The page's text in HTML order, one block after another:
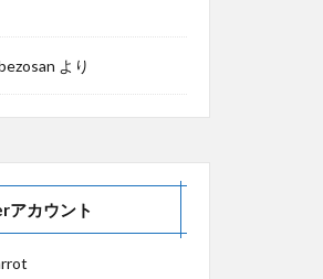
より
カウント